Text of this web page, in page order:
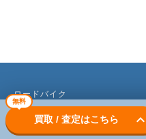
無料
買取 / 査定はこちら keyboard_arrow_down
ロードバイク
クロスバイク買取